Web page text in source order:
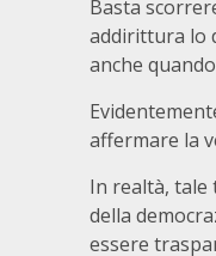
Basta
addirittura lo
anche
affermare la
In realtà, tale
della
essere